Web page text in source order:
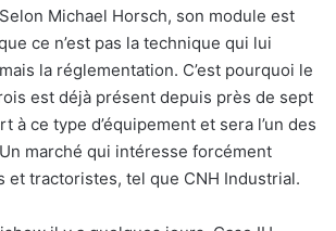
Michael Horsch, son module est
ce n’est pas la technique qui lui
la réglementation. C’est pourquoi le
est déjà présent depuis près de sept
à ce type d’équipement et sera l’un des
marché qui intéresse forcément
et tractoristes, tel que CNH Industrial.